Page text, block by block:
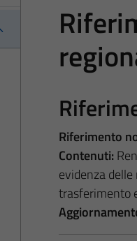
Riferimento
Contenuti:
evidenza
trasferimento